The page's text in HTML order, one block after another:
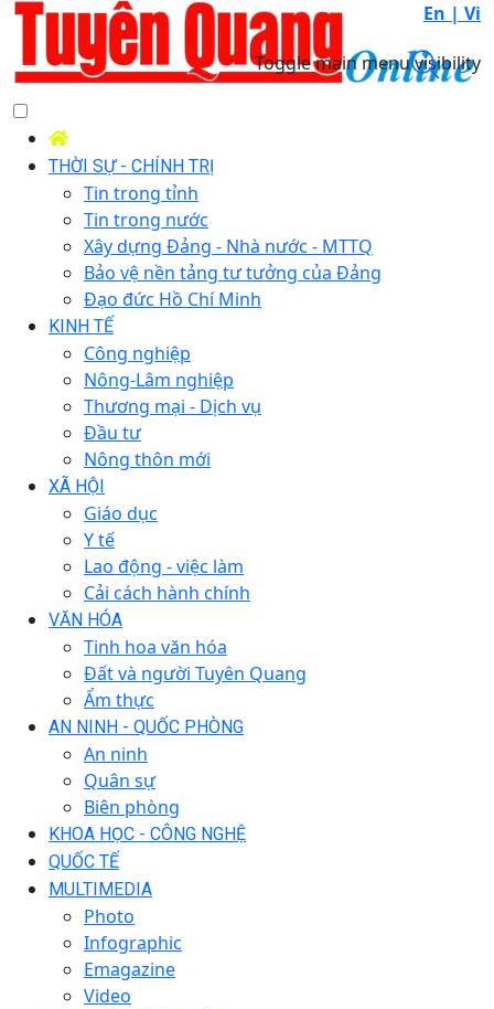
En | Vi
Toggle main menu visibility
THỜI SỰ - CHÍNH TRỊ
Tin trong tỉnh
Tin trong nước
Xây dựng Đảng - Nhà nước - MTTQ
Bảo vệ nền tảng tư tưởng của Đảng
Đạo đức Hồ Chí Minh
KINH TẾ
Công nghiệp
Nông-Lâm nghiệp
Thương mại - Dịch vụ
Đầu tư
Nông thôn mới
XÃ HỘI
Giáo dục
Y tế
Lao động - việc làm
Cải cách hành chính
VĂN HÓA
Tinh hoa văn hóa
Đất và người Tuyên Quang
Ẩm thực
AN NINH - QUỐC PHÒNG
An ninh
Quân sự
Biên phòng
KHOA HỌC - CÔNG NGHỆ
QUỐC TẾ
MULTIMEDIA
Photo
Infographic
Emagazine
Video